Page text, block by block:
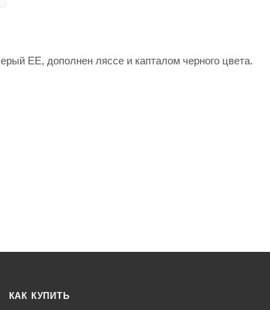
EE, дополнен ляссе и капталом черного цвета.
КАК КУПИТЬ